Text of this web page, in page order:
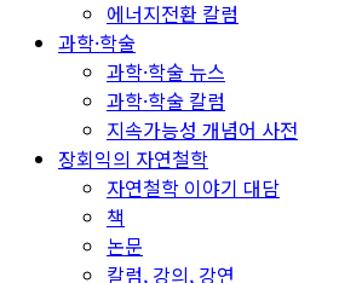
에너지전환 칼럼
과학·학술
과학·학술 뉴스
과학·학술 칼럼
지속가능성 개념어 사전
장회익의 자연철학
자연철학 이야기 대담
책
논문
칼럼, 강의, 강연